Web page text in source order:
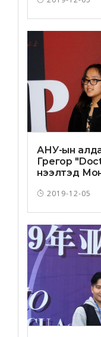
АНУ-ын
Грегор
нээлтэд
2019-12-05